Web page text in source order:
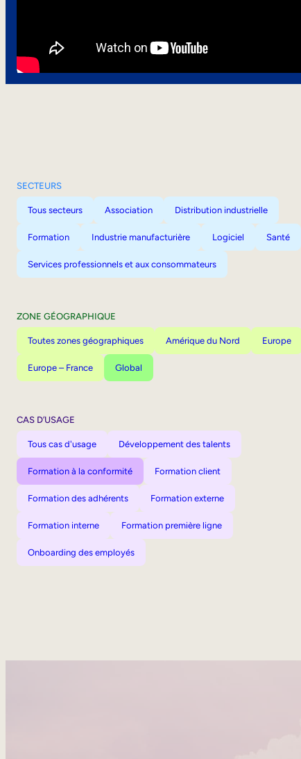
SECTEURS
Tous secteurs Association Distribution industrielle
Formation Industrie manufacturière Logiciel Santé
Services professionnels et aux consommateurs
ZONE GÉOGRAPHIQUE
Toutes zones géographiques Amérique du Nord Europe
Europe – France Global
CAS D’USAGE
Tous cas d'usage Développement des talents
Formation à la conformité Formation client
Formation des adhérents Formation externe
Formation interne Formation première ligne
Onboarding des employés